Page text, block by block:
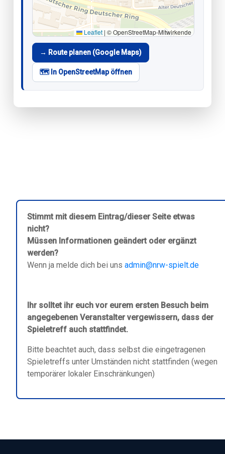
Leaflet | © OpenStreetMap-Mitwirkende
→ Route planen (Google Maps)
🗺️ In OpenStreetMap öffnen
Stimmt mit diesem Eintrag/dieser Seite etwas
nicht?
Müssen Informationen geändert oder ergänzt
werden?
Wenn ja melde dich bei uns admin@nrw-spielt.de
Ihr solltet ihr euch vor eurem ersten Besuch beim
angegebenen Veranstalter vergewissern, dass der
Spieletreff auch stattfindet.
Bitte beachtet auch, dass selbst die eingetragenen
Spieletreffs unter Umständen nicht stattfinden (wegen
temporärer lokaler Einschränkungen)